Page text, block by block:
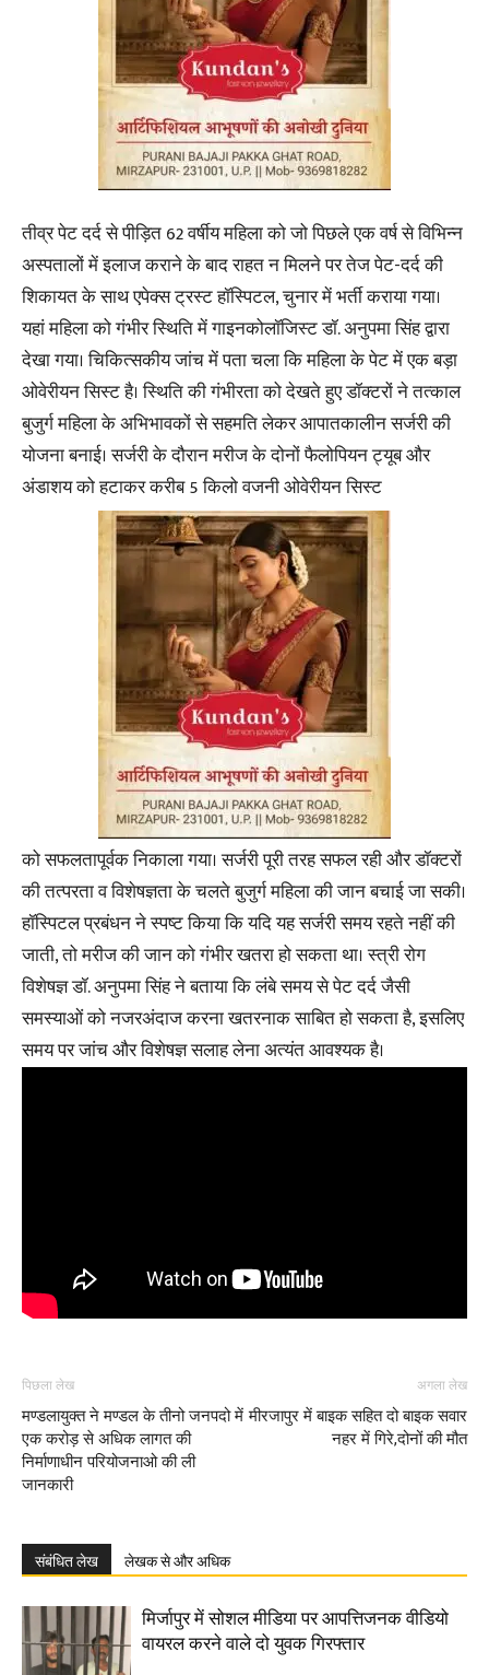
तीव्र पेट दर्द से पीड़ित 62 वर्षीय महिला को जो पिछले एक वर्ष से विभिन्न
अस्पतालों में इलाज कराने के बाद राहत न मिलने पर तेज पेट-दर्द की
शिकायत के साथ एपेक्स ट्रस्ट हॉस्पिटल, चुनार में भर्ती कराया गया।
यहां महिला को गंभीर स्थिति में गाइनकोलॉजिस्ट डॉ. अनुपमा सिंह द्वारा
देखा गया। चिकित्सकीय जांच में पता चला कि महिला के पेट में एक बड़ा
ओवेरीयन सिस्ट है। स्थिति की गंभीरता को देखते हुए डॉक्टरों ने तत्काल
बुजुर्ग महिला के अभिभावकों से सहमति लेकर आपातकालीन सर्जरी की
योजना बनाई। सर्जरी के दौरान मरीज के दोनों फैलोपियन ट्यूब और
अंडाशय को हटाकर करीब 5 किलो वजनी ओवेरीयन सिस्ट
को सफलतापूर्वक निकाला गया। सर्जरी पूरी तरह सफल रही और डॉक्टरों
की तत्परता व विशेषज्ञता के चलते बुजुर्ग महिला की जान बचाई जा सकी।
हॉस्पिटल प्रबंधन ने स्पष्ट किया कि यदि यह सर्जरी समय रहते नहीं की
जाती, तो मरीज की जान को गंभीर खतरा हो सकता था। स्त्री रोग
विशेषज्ञ डॉ. अनुपमा सिंह ने बताया कि लंबे समय से पेट दर्द जैसी
समस्याओं को नजरअंदाज करना खतरनाक साबित हो सकता है, इसलिए
समय पर जांच और विशेषज्ञ सलाह लेना अत्यंत आवश्यक है।
पिछला लेख
मण्डलायुक्त ने मण्डल के तीनो जनपदो में
एक करोड़ से अधिक लागत की
निर्माणाधीन परियोजनाओ की ली
जानकारी
अगला लेख
मीरजापुर में बाइक सहित दो बाइक सवार
नहर में गिरे,दोनों की मौत
संबंधित लेख लेखक से और अधिक
मिर्जापुर में सोशल मीडिया पर आपत्तिजनक वीडियो
वायरल करने वाले दो युवक गिरफ्तार